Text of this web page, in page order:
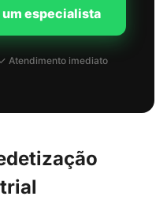
especialista
Atendimento imediato